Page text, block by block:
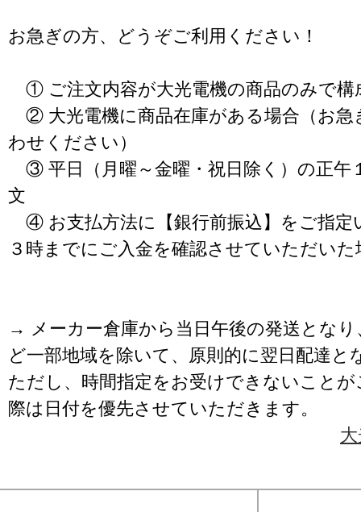
お急ぎの方、どうぞご利用ください！
① ご注文内容が大光電機の商品のみで構
② 大光電機に商品在庫がある場合（お急
わせください）
③ 平日（月曜～金曜・祝日除く）の正午
文
④ お支払方法に【銀行前振込】をご指定
３時までにご入金を確認させていただいた
→ メーカー倉庫から当日午後の発送となり
ど一部地域を除いて、原則的に翌日配達と
ただし、時間指定をお受けできないこと
際は日付を優先させていただきます。